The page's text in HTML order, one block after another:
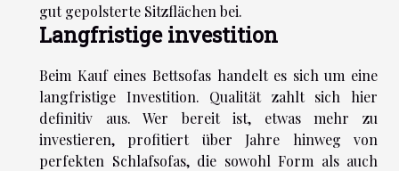
gut gepolsterte Sitzflächen bei.
Langfristige investition
Beim Kauf eines Bettsofas handelt es sich um eine
langfristige Investition. Qualität zahlt sich hier
definitiv aus. Wer bereit ist, etwas mehr zu
investieren, profitiert über Jahre hinweg von
perfekten Schlafsofas, die sowohl Form als auch